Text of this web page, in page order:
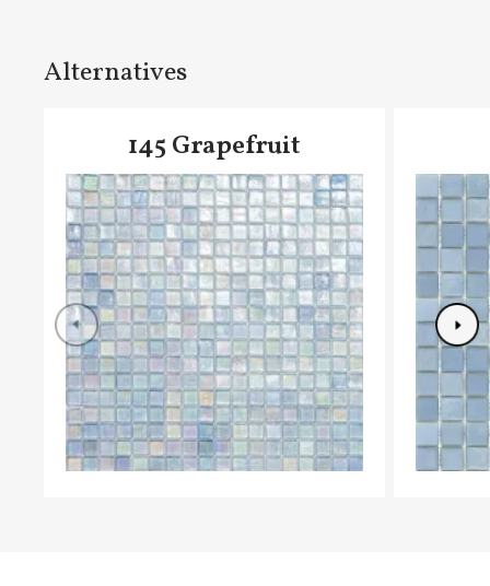
Alternatives
145 Grapefruit